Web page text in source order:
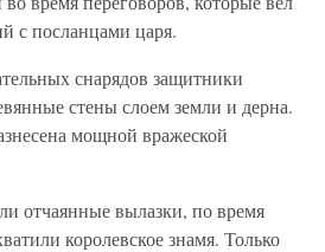
с посланцами царя.
снарядов защитники
стены слоем земли и дерна.
мощной вражеской
отчаянные вылазки, по время
королевское знамя. Только